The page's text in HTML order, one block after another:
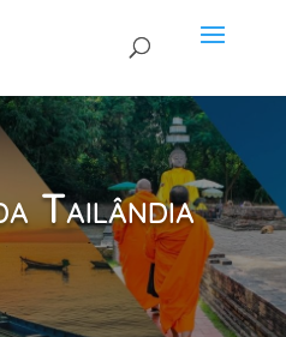
Tailândia